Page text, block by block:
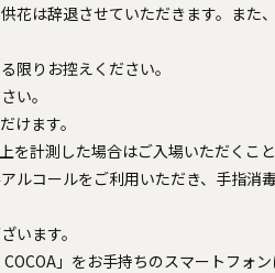
は辞退させていただきます。また
限りお控えください。
い。
けます。
計測した場合はご入場いただくこと
コールをご利用いただき、手指消
います。
」をお手持ちのスマートフォ